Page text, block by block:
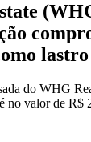
lastro
do WHG
no valor de R$